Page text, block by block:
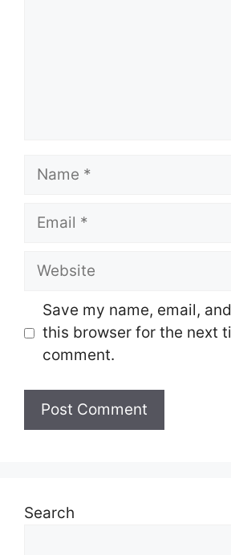
Name
Email
Website
Save my name, email,
this browser for the next
comment.
Search